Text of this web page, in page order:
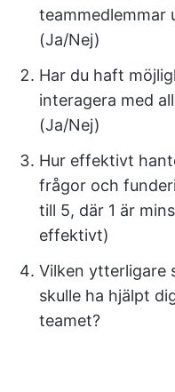
teammedlemmar
(Ja/Nej)
Har du haft
interagera med
(Ja/Nej)
Hur effektivt
frågor och
till 5, där 1 är
effektivt)
Vilken ytterligare
skulle ha hjälpt
teamet?